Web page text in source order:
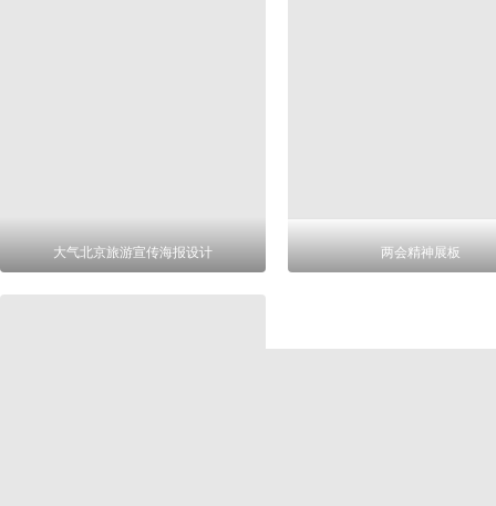
大气北京旅游宣传海报设计 两会精神展板